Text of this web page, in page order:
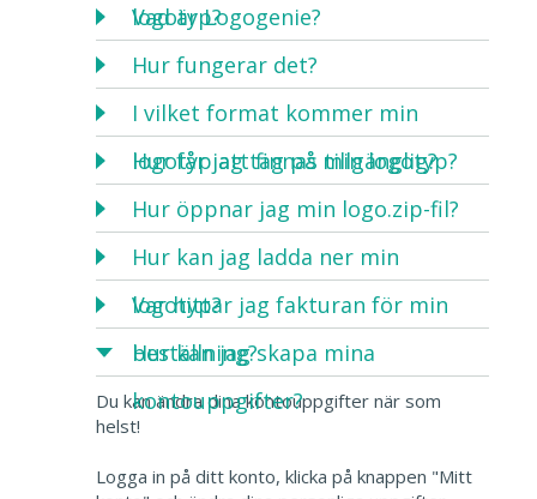
logotyp?
Vad är Logogenie?
Hur fungerar det?
I vilket format kommer min
logotyp att finnas tillgänglig?
Hur får jag tag på min logotyp?
Hur öppnar jag min logo.zip-fil?
Hur kan jag ladda ner min
logotyp?
Var hittar jag fakturan för min
beställning?
Hur kan jag skapa mina
kontouppgifter?
Du kan ändra dina kontouppgifter när som
helst!
Logga in på ditt konto, klicka på knappen "Mitt